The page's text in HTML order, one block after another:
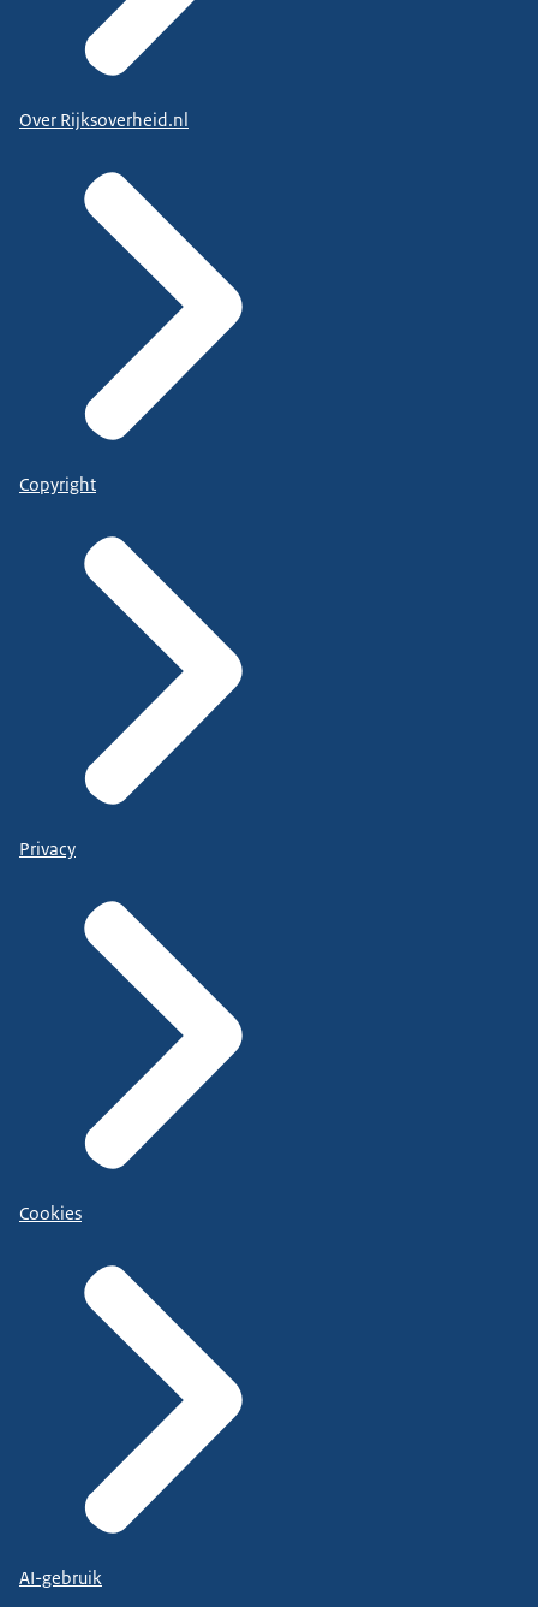
Over Rijksoverheid.nl
Copyright
Privacy
Cookies
AI-gebruik